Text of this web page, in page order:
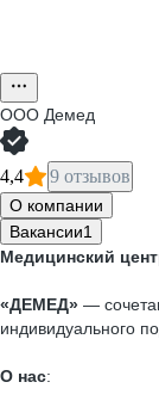
ООО Демед
4,4 9 отзывов
О компании
Вакансии1
Медицинский
«ДЕМЕД» —
индивидуального
О нас: